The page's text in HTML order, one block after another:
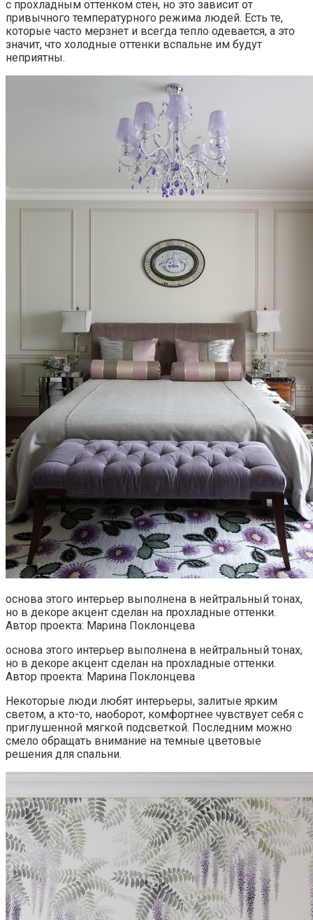
с прохладным оттенком стен, но это зависит от
привычного температурного режима людей. Есть те,
которые часто мерзнет и всегда тепло одевается, а это
значит, что холодные оттенки вспальне им будут
неприятны.
основа этого интерьер выполнена в нейтральный тонах,
но в декоре акцент сделан на прохладные оттенки.
Автор проекта: Марина Поклонцева
основа этого интерьер выполнена в нейтральный тонах,
но в декоре акцент сделан на прохладные оттенки.
Автор проекта: Марина Поклонцева
Некоторые люди любят интерьеры, залитые ярким
светом, а кто-то, наоборот, комфортнее чувствует себя с
приглушенной мягкой подсветкой. Последним можно
смело обращать внимание на темные цветовые
решения для спальни.